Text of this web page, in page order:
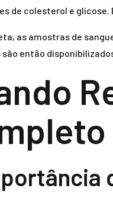
de colesterol e
as amostras de
então